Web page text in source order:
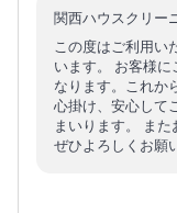
関西ハウスクリー
この度はご利用い
います。 お客様
なります。これか
心掛け、安心して
まいります。 また
ぜひよろしくお願